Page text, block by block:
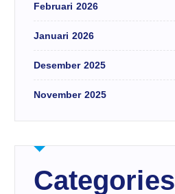
Februari 2026
Januari 2026
Desember 2025
November 2025
Categories